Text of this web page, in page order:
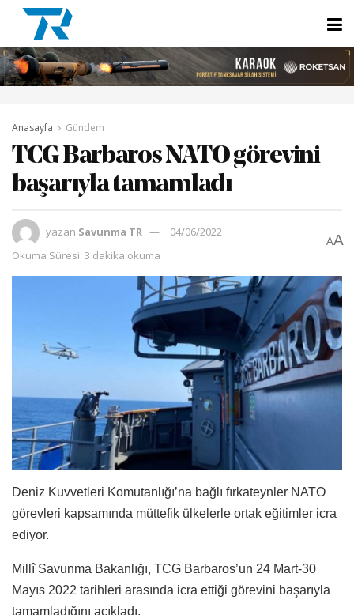
Anasayfa Gündem
TCG Barbaros NATO görevini
başarıyla tamamladı
yazan Savunma TR
04/06/2022
Okuma Süresi: 3 dakika okuma
AA
Deniz Kuvvetleri Komutanlığı’na bağlı fırkateynler NATO
görevleri kapsamında müttefik ülkelerle ortak eğitimler icra
ediyor.
Millî Savunma Bakanlığı, TCG Barbaros’un 24 Mart-30
Mayıs 2022 tarihleri arasında icra ettiği görevini başarıyla
tamamladığını açıkladı.